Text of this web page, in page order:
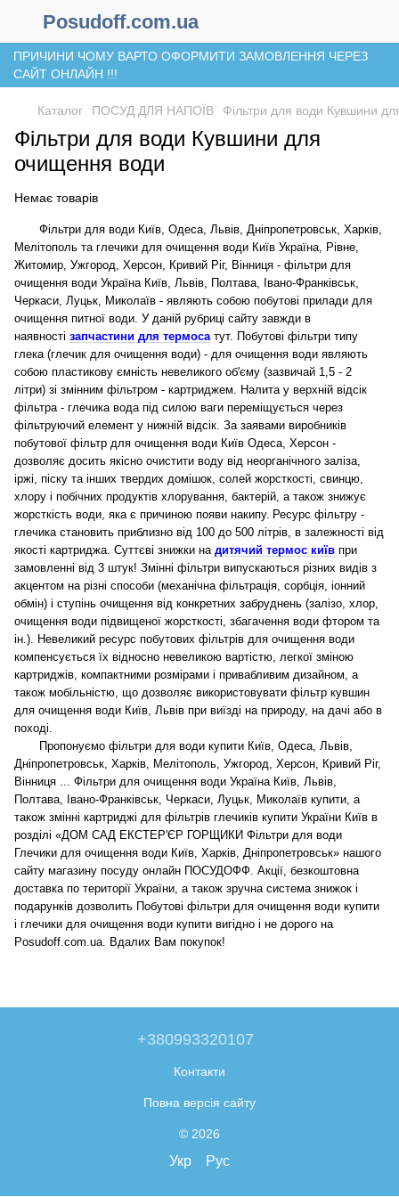
Posudoff.com.ua
ПРИЧИНИ ЧОМУ ВАРТО ОФОРМИТИ ЗАМОВЛЕННЯ ЧЕРЕЗ
САЙТ ОНЛАЙН !!!
Каталог ПОСУД ДЛЯ НАПОЇВ Фільтри для води Кувшини
Фільтри для води Кувшини для
очищення води
Немає товарів
Фільтри для води Київ, Одеса, Львів, Дніпропетровськ, Харків,
Мелітополь та глечики для очищення води Київ Україна, Рівне,
Житомир, Ужгород, Херсон, Кривий Ріг, Вінниця - фільтри для
очищення води Україна Київ, Львів, Полтава, Івано-Франківськ,
Черкаси, Луцьк, Миколаїв - являють собою побутові прилади для
очищення питної води. У даній рубриці сайту завжди в
наявності запчастини для термосатут. Побутові фільтри типу
глека (глечик для очищення води) - для очищення води являють
собою пластикову ємність невеликого об'єму (зазвичай 1,5 - 2
літри) зі змінним фільтром - картриджем. Налита у верхній відсік
фільтра - глечика вода під силою ваги переміщується через
фільтруючий елемент у нижній відсік. За заявами виробників
побутової фільтр для очищення води Київ Одеса, Херсон -
дозволяє досить якісно очистити воду від неорганічного заліза,
іржі, піску та інших твердих домішок, солей жорсткості, свинцю,
хлору і побічних продуктів хлорування, бактерій, а також знижує
жорсткість води, яка є причиною появи накипу. Ресурс фільтру -
глечика становить приблизно від 100 до 500 літрів, в залежності від
якості картриджа. Суттєві знижки на дитячий термос київ при
замовленні від 3 штук! Змінні фільтри випускаються різних видів з
акцентом на різні способи (механічна фільтрація, сорбція, іонний
обмін) і ступінь очищення від конкретних забруднень (залізо, хлор,
очищення води підвищеної жорсткості, збагачення води фтором та
ін.). Невеликий ресурс побутових фільтрів для очищення води
компенсується їх відносно невеликою вартістю, легкої зміною
картриджів, компактними розмірами і привабливим дизайном, а
також мобільністю, що дозволяє використовувати фільтр кувшин
для очищення води Київ, Львів при виїзді на природу, на дачі або в
поході.
Пропонуємо фільтри для води купити Київ, Одеса, Львів,
Дніпропетровськ, Харків, Мелітополь, Ужгород, Херсон, Кривий Ріг,
Вінниця ... Фільтри для очищення води Україна Київ, Львів,
Полтава, Івано-Франківськ, Черкаси, Луцьк, Миколаїв купити, а
також змінні картриджі для фільтрів глечиків купити України Київ в
розділі «ДОМ САД ЕКСТЕР'ЄР ГОРЩИКИ Фільтри для води
Глечики для очищення води Київ, Харків, Дніпропетровськ» нашого
сайту магазину посуду онлайн ПОСУДОФФ. Акції, безкоштовна
доставка по території України, а також зручна система знижок і
подарунків дозволить Побутові фільтри для очищення води купити
і глечики для очищення води купити вигідно і не дорого на
Posudoff.com.ua. Вдалих Вам покупок!
+380993320107
Контакти
Повна версія сайту
© 2026
Укр Рус